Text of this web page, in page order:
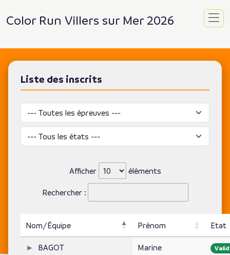
Color Run Villers sur Mer 2026
Liste des inscrits
Afficher éléments
Rechercher :
Nom/Équipe Prénom Etat
BAGOT Marine